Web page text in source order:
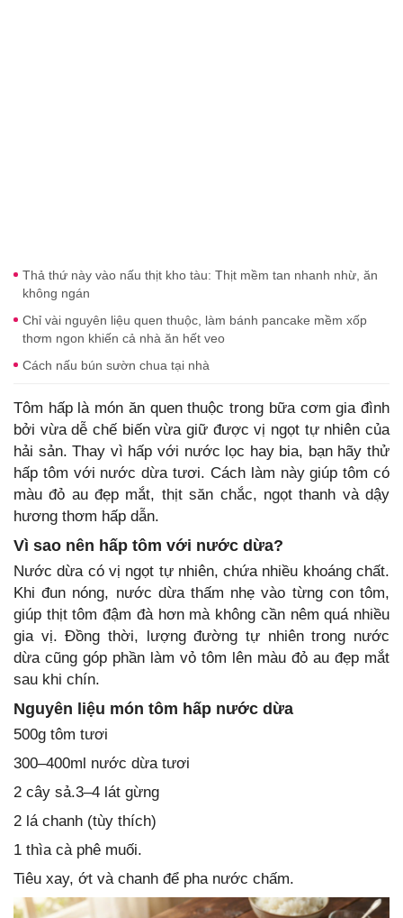
Thả thứ này vào nấu thịt kho tàu: Thịt mềm tan nhanh nhừ, ăn
không ngán
Chỉ vài nguyên liệu quen thuộc, làm bánh pancake mềm xốp
thơm ngon khiến cả nhà ăn hết veo
Cách nấu bún sườn chua tại nhà
Tôm hấp là món ăn quen thuộc trong bữa cơm gia đình
bởi vừa dễ chế biến vừa giữ được vị ngọt tự nhiên của
hải sản. Thay vì hấp với nước lọc hay bia, bạn hãy thử
hấp tôm với nước dừa tươi. Cách làm này giúp tôm có
màu đỏ au đẹp mắt, thịt săn chắc, ngọt thanh và dậy
hương thơm hấp dẫn.
Vì sao nên hấp tôm với nước dừa?
Nước dừa có vị ngọt tự nhiên, chứa nhiều khoáng chất.
Khi đun nóng, nước dừa thấm nhẹ vào từng con tôm,
giúp thịt tôm đậm đà hơn mà không cần nêm quá nhiều
gia vị. Đồng thời, lượng đường tự nhiên trong nước
dừa cũng góp phần làm vỏ tôm lên màu đỏ au đẹp mắt
sau khi chín.
Nguyên liệu món tôm hấp nước dừa
500g tôm tươi
300–400ml nước dừa tươi
2 cây sả.3–4 lát gừng
2 lá chanh (tùy thích)
1 thìa cà phê muối.
Tiêu xay, ớt và chanh để pha nước chấm.